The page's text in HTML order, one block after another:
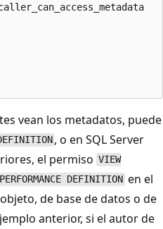
vean los metadatos, puede
, o en SQL Server
el permiso VIEW
DEFINITION en el
de base de datos o de
anterior, si el autor de